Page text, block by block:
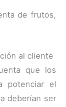
de frutos,
al cliente
que los
potenciar el
deberían ser